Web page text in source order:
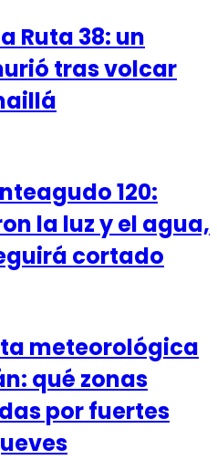
Ruta 38: un
tras volcar
120:
la luz y el agua,
cortado
meteorológica
qué zonas
por fuertes